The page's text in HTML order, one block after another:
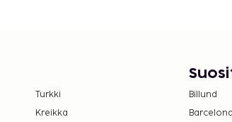
Turkki
Kreikka
Billund
Barcelona